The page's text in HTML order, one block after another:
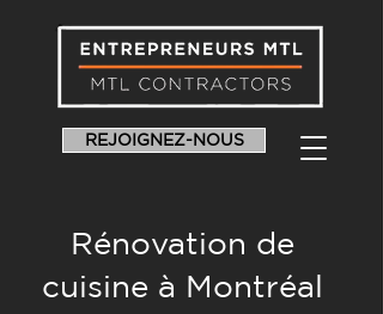
REJOIGNEZ-NOUS
Rénovation de
cuisine à Montréal